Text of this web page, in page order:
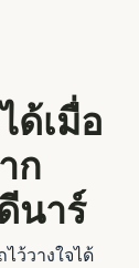
ด้เมื่อ
ก
นาร์
ว้วางใจได้